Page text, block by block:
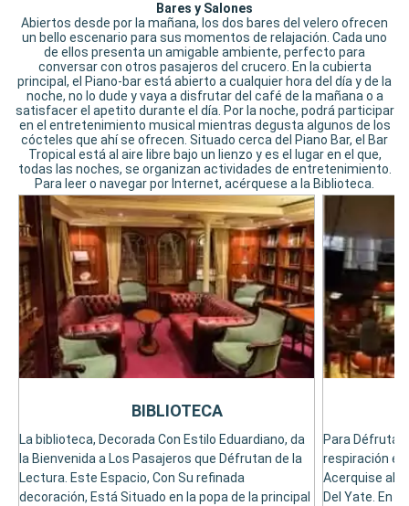
Bares y Salones
Abiertos desde por la mañana, los dos bares del velero ofrecen
un bello escenario para sus momentos de relajación. Cada uno
de ellos presenta un amigable ambiente, perfecto para
conversar con otros pasajeros del crucero. En la cubierta
principal, el Piano-bar está abierto a cualquier hora del día y de la
noche, no lo dude y vaya a disfrutar del café de la mañana o a
satisfacer el apetito durante el día. Por la noche, podrá participar
en el entretenimiento musical mientras degusta algunos de los
cócteles que ahí se ofrecen. Situado cerca del Piano Bar, el Bar
Tropical está al aire libre bajo un lienzo y es el lugar en el que,
todas las noches, se organizan actividades de entretenimiento.
Para leer o navegar por Internet, acérquese a la Biblioteca.
La biblioteca, Decorada Con Estilo Eduardiano, da
la Bienvenida a Los Pasajeros que Défrutan de la
Lectura. Este Espacio, Con Su refinada
decoración, Está Situado en la popa de la principal
BIBLIOTECA
Para Défrutar
respiración el
Acerquise al
Del Yate. En